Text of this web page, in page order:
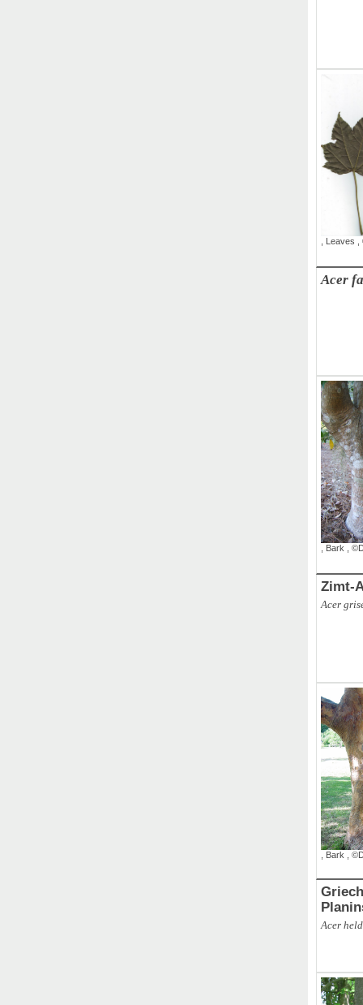
Leaves
Acer
Bark
Zimt-
Acer
Bark
Acer